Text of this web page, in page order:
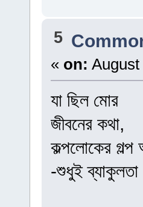
5
« on:
যা ছিল মোর
জীবনের কথা,
কল্পলোকের
-শুধুই